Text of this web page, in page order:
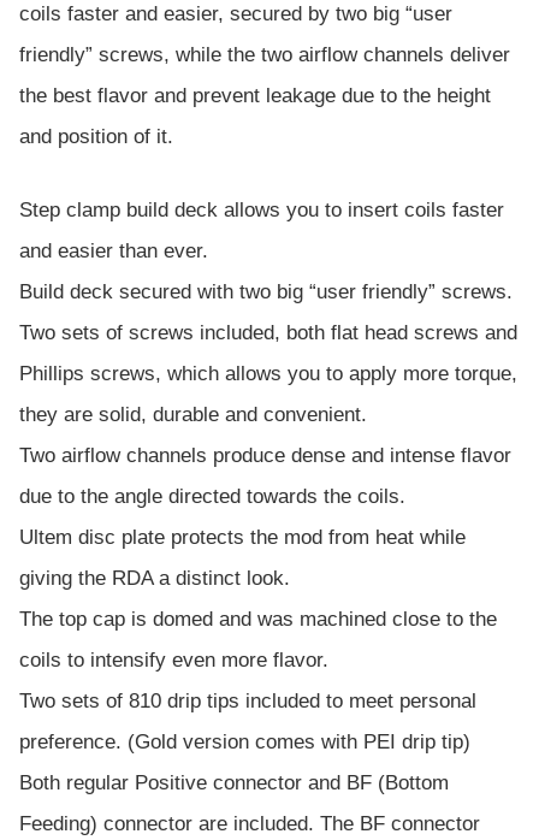
coils faster and easier, secured by two big “user
friendly” screws, while the two airflow channels deliver
the best flavor and prevent leakage due to the height
and position of it.
Step clamp build deck allows you to insert coils faster
and easier than ever.
Build deck secured with two big “user friendly” screws.
Two sets of screws included, both flat head screws and
Phillips screws, which allows you to apply more torque,
they are solid, durable and convenient.
Two airflow channels produce dense and intense flavor
due to the angle directed towards the coils.
Ultem disc plate protects the mod from heat while
giving the RDA a distinct look.
The top cap is domed and was machined close to the
coils to intensify even more flavor.
Two sets of 810 drip tips included to meet personal
preference. (Gold version comes with PEI drip tip)
Both regular Positive connector and BF (Bottom
Feeding) connector are included. The BF connector